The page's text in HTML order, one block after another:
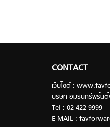
CONTACT
เว็บไซต์ :
บริษัท อมรินทร์พริ้น
Tel : 02-422-9999
E-MAIL :